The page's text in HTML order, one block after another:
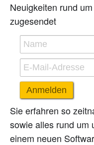
Neuigkeiten rund
zugesendet
Anmelden
Sie erfahren so
sowie alles rund um
einem neuen